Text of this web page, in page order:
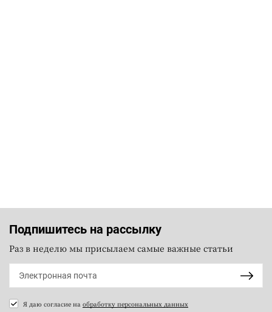
Подпишитесь на рассылку
Раз в неделю мы присылаем самые важные статьи
Я даю согласие на обработку персональных данных